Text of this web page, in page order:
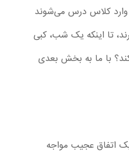
وارد کلاس درس می‌شوند
تا اینکه یک شب، کبی
با ما به بخش بعدی
اتفاق عجیب مواجه